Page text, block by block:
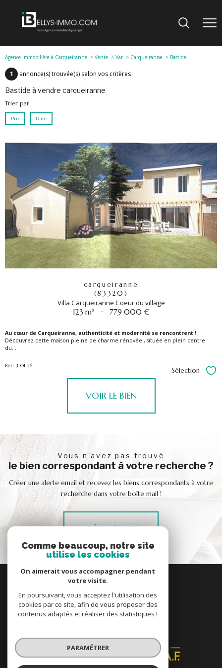
Agence immobilière à Carqueiranne Vente Var Carqueiranne Bastide
1
annonce(s) trouvée(s) selon vos critères
bastide à vendre carqueiranne
Trier par
Prix Date
carqueiranne
(83320)
Villa Carqueiranne Coeur du village
123 m²
- 779 000 €
Au cœur de Carqueiranne, authenticité et modernité se rencontrent !
Découvrez cette maison pleine de charme rénovée , située en plein centre
du...
Réf : 3-01-26
Sélection
VOIR LE BIEN
vous n'avez pas trouvé
le bien correspondant à votre recherche ?
Créer une alerte email et recevez les biens correspondants à votre
recherche dans votre boîte mail !
CRÉER L'ALERTE
se
connecter
espace propriétaire
Comme beaucoup, notre site
utilise les cookies
On aimerait vous accompagner pendant
votre visite.
En poursuivant, vous acceptez l'utilisation des
cookies par ce site, afin de vous proposer des
contenus adaptés et réaliser des statistiques !
PARAMÉTRER